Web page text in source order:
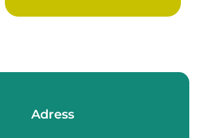
Adress